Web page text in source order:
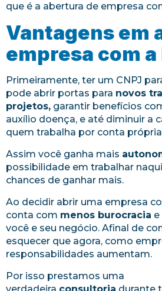
que é a abertura de empresa
Vantagens em
empresa com a
Primeiramente, ter um CNPJ
pode abrir portas para novos
projetos, garantir benefícios
auxílio doença, e até diminuir a
quem trabalha por conta
Assim você ganha mais
possibilidade em trabalhar
chances de ganhar mais.
Ao decidir abrir uma empresa
conta com menos burocracia
você e seu negócio. Afinal de
esquecer que agora, como
responsabilidades aumentam.
Por isso prestamos uma